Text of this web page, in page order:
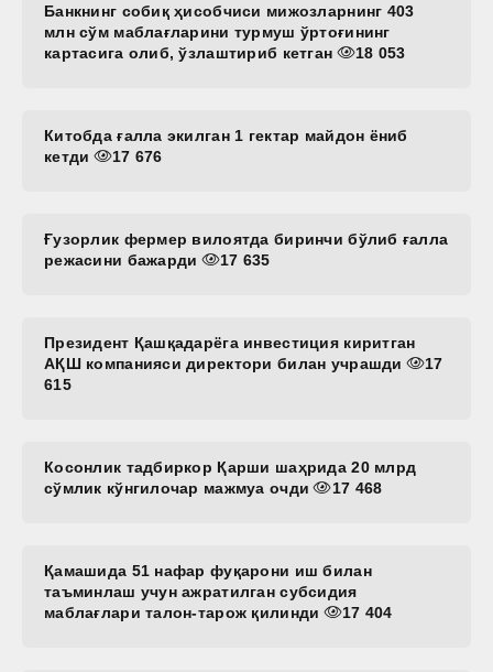
Банкнинг собиқ ҳисобчиси мижозларнинг 403
млн сўм маблағларини турмуш ўртоғининг
картасига олиб, ўзлаштириб кетган
18 053
Китобда ғалла экилган 1 гектар майдон ёниб
кетди
17 676
Ғузорлик фермер вилоятда биринчи бўлиб ғалла
режасини бажарди
17 635
Президент Қашқадарёга инвестиция киритган
АҚШ компанияси директори билан учрашди
17
615
Косонлик тадбиркор Қарши шаҳрида 20 млрд
сўмлик кўнгилочар мажмуа очди
17 468
Қамашида 51 нафар фуқарони иш билан
таъминлаш учун ажратилган субсидия
маблағлари талон-тарож қилинди
17 404